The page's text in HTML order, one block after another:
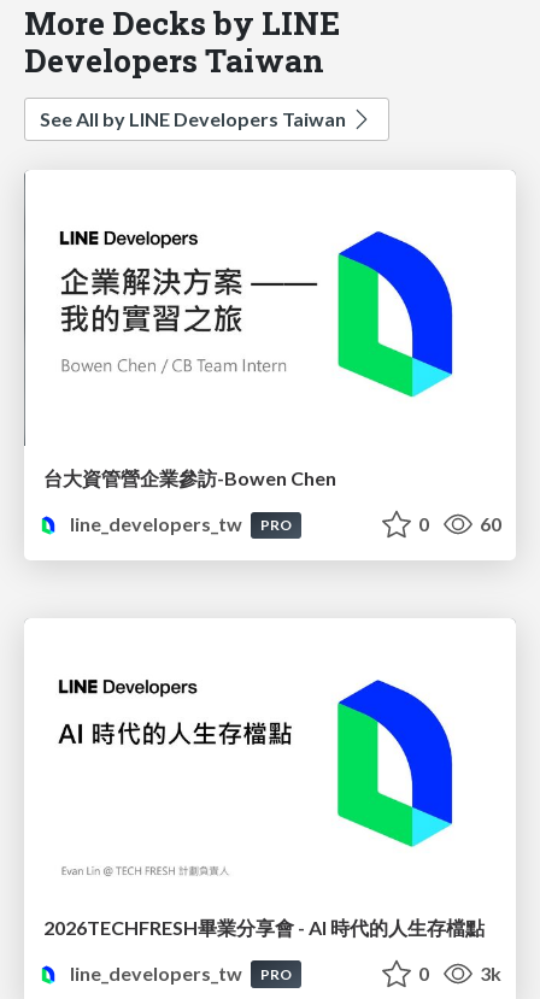
More Decks by LINE
Developers Taiwan
See All by LINE Developers Taiwan
台大資管營企業參訪-Bowen Chen
line_developers_tw
PRO 0 60
2026TECHFRESH畢業分享會 - AI 時代的人生存檔點
line_developers_tw
PRO 0 3k